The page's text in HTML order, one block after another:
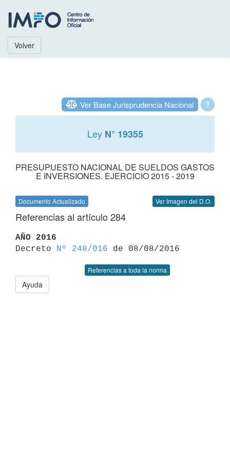
Volver
?
Ver Base Jurisprudencia Nacional
Ley N° 19355
PRESUPUESTO NACIONAL DE SUELDOS GASTOS
E INVERSIONES. EJERCICIO 2015 - 2019
Documento Actualizado Ver Imagen del D.O.
Referencias al artículo 284
AÑO 2016
Decreto
Nº 248/016
Referencias a toda la norma
Ayuda